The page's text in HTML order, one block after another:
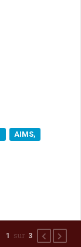
AIMS,
2 sur 3 Précédent